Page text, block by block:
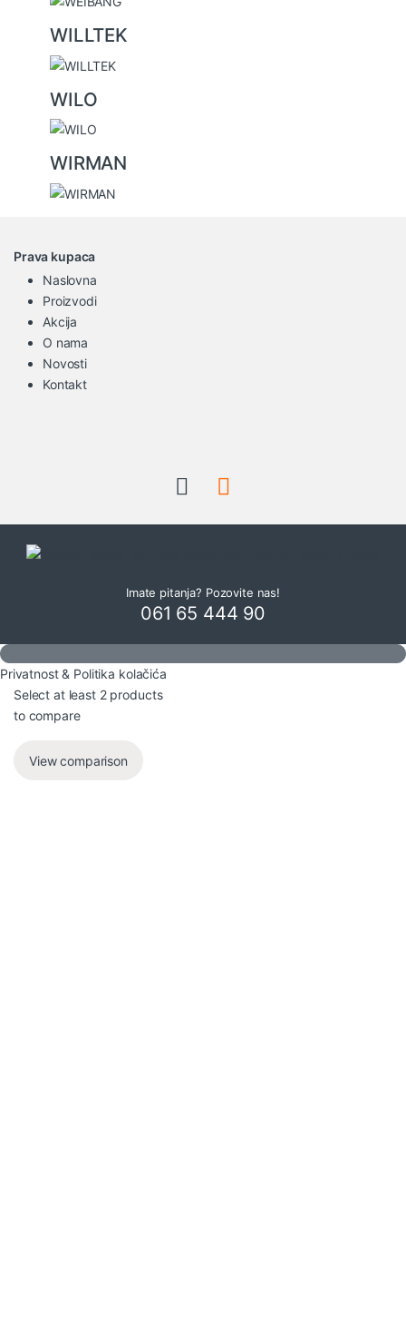
WILLTEK
WILO
WIRMAN
Prava kupaca
Naslovna
Proizvodi
Akcija
O nama
Novosti
Kontakt
Imate pitanja? Pozovite nas!
061 65 444 90
Privatnost & Politika kolačića
Select at least 2 products
to compare
View comparison